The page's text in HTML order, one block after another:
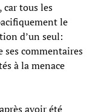
tous les
le
d’un seul:
ses commentaires
à la menace
avoir été